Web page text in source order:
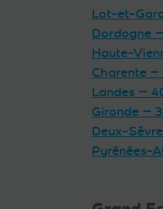
Lot-et-
Dordogne
Haute-
Charente —
Landes —
Gironde —
Deux-
Pyrénées-